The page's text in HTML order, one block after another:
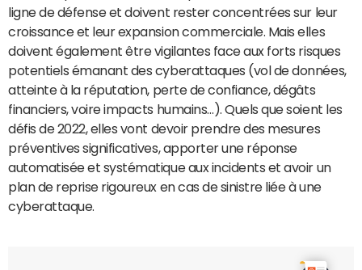
ligne de défense et doivent rester concentrées sur leur
croissance et leur expansion commerciale. Mais elles
doivent également être vigilantes face aux forts risques
potentiels émanant des cyberattaques (vol de données,
atteinte à la réputation, perte de confiance, dégâts
financiers, voire impacts humains…). Quels que soient les
défis de 2022, elles vont devoir prendre des mesures
préventives significatives, apporter une réponse
automatisée et systématique aux incidents et avoir un
plan de reprise rigoureux en cas de sinistre liée à une
cyberattaque.